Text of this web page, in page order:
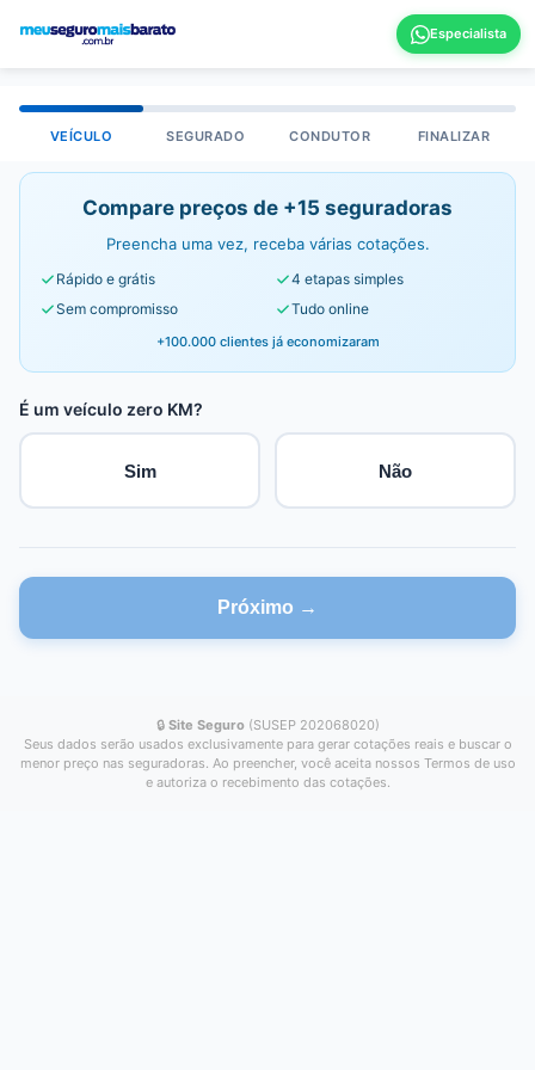
VEÍCULO SEGURADO CONDUTOR FINALIZAR
Compare preços de +15 seguradoras
Preencha uma vez, receba várias cotações.
Rápido e grátis
4 etapas simples
Sem compromisso
Tudo online
+100.000 clientes já economizaram
É um veículo zero KM?
Sim Não
Próximo →
🔒 Site Seguro (SUSEP 202068020)
Seus dados serão usados exclusivamente para gerar cotações reais e buscar o
menor preço nas seguradoras. Ao preencher, você aceita nossos Termos de uso
e autoriza o recebimento das cotações.